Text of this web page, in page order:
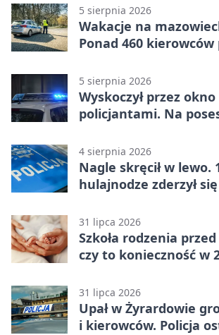
5 sierpnia 2026
Wakacje na
Ponad 460
5 sierpnia 2026
Wyskoczył przez
policjantami. Na
4 sierpnia 2026
Nagle skręcił w lewo.
hulajnodze zderzył
31 lipca 2026
Szkoła rodzenia
czy to konieczność w
31 lipca 2026
Upał w Żyrardowie
i kierowców. Policja